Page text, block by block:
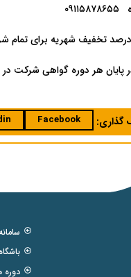
پایان هر دوره گواهی شرکت
گذاری: Facebook
دوره